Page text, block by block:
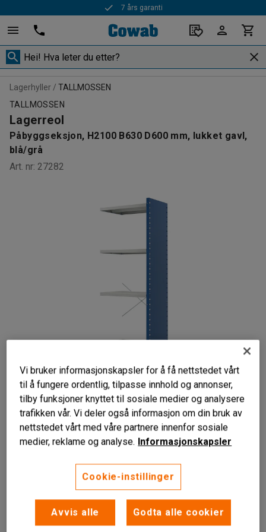
Rask levering
Lagerhyller
TALLMOSSEN
TALLMOSSEN
Lagerreol
Påbyggseksjon, H2100 B630 D600 mm, lukket gavl,
blå/grå
Art. nr: 27282
Fem flyttbare hyller
Endeplate og ryggkryss
Vi bruker informasjonskapsler for å få nettstedet vårt
til å fungere ordentlig, tilpasse innhold og annonser,
tilby funksjoner knyttet til sosiale medier og analysere
trafikken vår. Vi deler også informasjon om din bruk av
nettstedet vårt med våre partnere innenfor sosiale
medier, reklame og analyse. Informasjonskapsler
Cookie-instillinger
Avvis alle Godta alle cookier